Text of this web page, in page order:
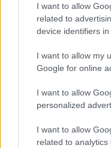
I want to allow
related to
device identifiers in
I want to allow my
Google for online
I want to allow
personalized
I want to allow
related to
A hozzászóláshoz